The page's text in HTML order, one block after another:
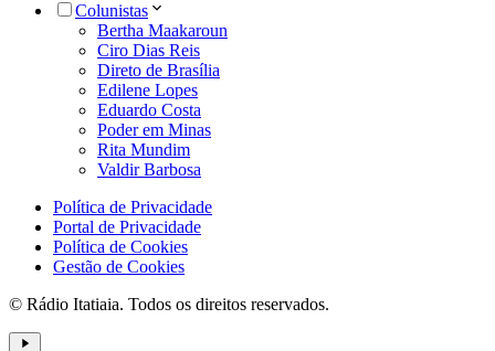
Colunistas
Bertha Maakaroun
Ciro Dias Reis
Direto de Brasília
Edilene Lopes
Eduardo Costa
Poder em Minas
Rita Mundim
Valdir Barbosa
Política de Privacidade
Portal de Privacidade
Política de Cookies
Gestão de Cookies
© Rádio Itatiaia. Todos os direitos reservados.